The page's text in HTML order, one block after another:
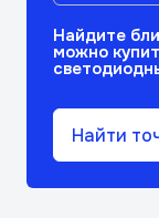
Найдите
можно
Найти